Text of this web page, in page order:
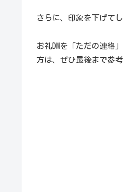
さらに、印象を下げて
お礼DMを「ただの連絡
方は、ぜひ最後まで参